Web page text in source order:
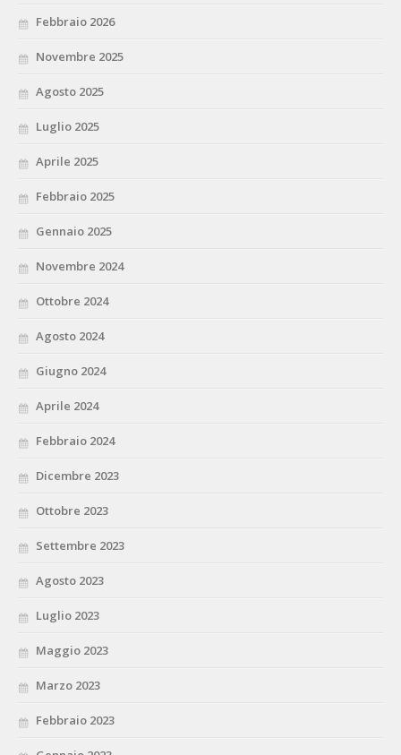
Febbraio 2026
Novembre 2025
Agosto 2025
Luglio 2025
Aprile 2025
Febbraio 2025
Gennaio 2025
Novembre 2024
Ottobre 2024
Agosto 2024
Giugno 2024
Aprile 2024
Febbraio 2024
Dicembre 2023
Ottobre 2023
Settembre 2023
Agosto 2023
Luglio 2023
Maggio 2023
Marzo 2023
Febbraio 2023